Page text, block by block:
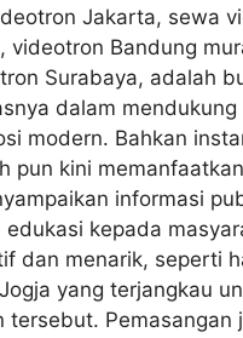
Jakarta, sewa
videotron Bandung
Surabaya, adalah
dalam
modern. Bahkan
pun kini
informasi
edukasi kepada
dan menarik, seperti
yang terjangkau
tersebut. Pemasangan